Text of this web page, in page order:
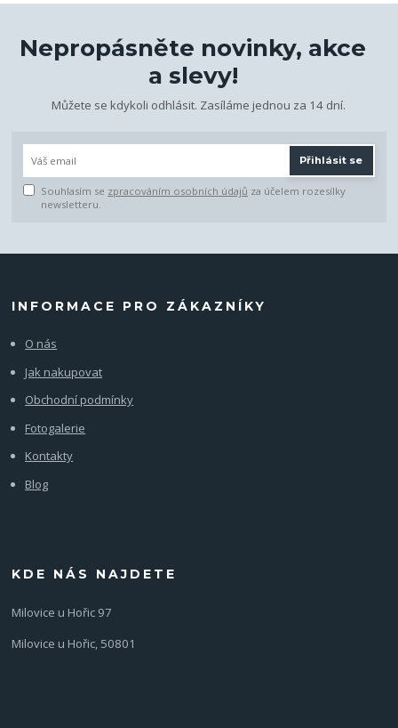
Nepropásněte novinky, akce
a slevy!
Můžete se kdykoli odhlásit. Zasíláme jednou za 14 dní.
Přihlásit se
Souhlasím se zpracováním osobních údajů za účelem rozesílky
newsletteru.
INFORMACE PRO ZÁKAZNÍKY
O nás
Jak nakupovat
Obchodní podmínky
Fotogalerie
Kontakty
Blog
KDE NÁS NAJDETE
Milovice u Hořic 97
Milovice u Hořic, 50801